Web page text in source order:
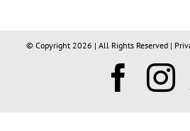
© Copyright 2026 | All Rights Reserved |